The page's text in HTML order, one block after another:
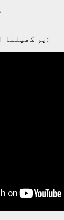
BC.Game UR پر کھیلنا آسان ہے: